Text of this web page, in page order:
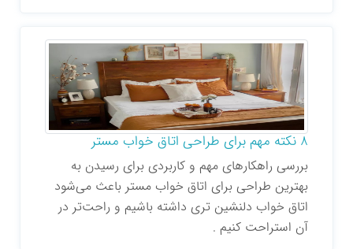
8 نکته مهم برای طراحی اتاق خواب مستر
بررسی راهکارهای مهم و کاربردی برای رسیدن به
بهترین طراحی برای اتاق خواب مستر باعث می‌شود
اتاق خواب دلنشین تری داشته باشیم و راحت‌تر در
آن استراحت کنیم .